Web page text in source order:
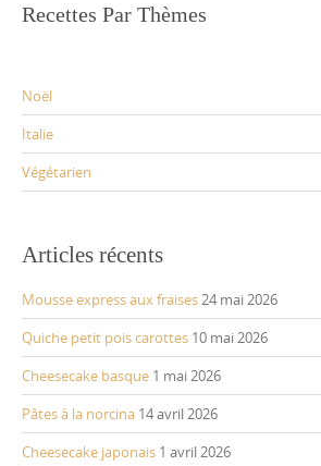
Recettes Par Thèmes
Noël
Italie
Végétarien
Articles récents
Mousse express aux fraises24 mai 2026
Quiche petit pois carottes 10 mai 2026
Cheesecake basque 1 mai 2026
Pâtes à la norcina 14 avril 2026
Cheesecake japonais 1 avril 2026